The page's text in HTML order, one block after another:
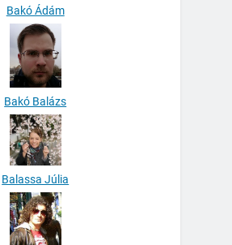
Bakó Ádám
Bakó Balázs
Balassa Júlia